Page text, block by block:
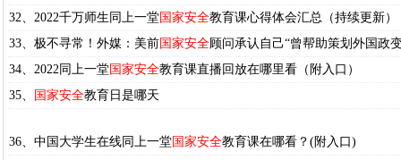
32、2022千万师生同上一堂国家安全教育课心得体会汇总（持续更新）
33、极不寻常！外媒：美前国家安全顾问承认自己“曾帮助策划外国政
34、2022同上一堂国家安全教育课直播回放在哪里看（附入口）
35、
国家安全教育日是哪天
36、中国大学生在线同上一堂国家安全教育课在哪看？(附入口)